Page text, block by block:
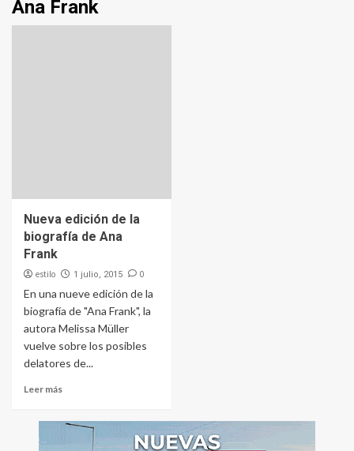
Ana Frank
Nueva edición de la
biografía de Ana
Frank
estilo 1 julio, 2015 0
En una nueve edición de la
biografía de "Ana Frank", la
autora Melissa Müller
vuelve sobre los posibles
delatores de...
Leer más